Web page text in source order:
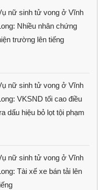
nữ sinh tử vong ở Vĩnh
Nhiều nhân chứng
trường lên tiếng
nữ sinh tử vong ở Vĩnh
VKSND tối cao điều
dấu hiệu bỏ lọt tội phạm
nữ sinh tử vong ở Vĩnh
Tài xế xe bán tải lên